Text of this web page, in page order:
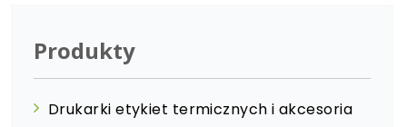
Produkty
Drukarki etykiet termicznych i akcesoria